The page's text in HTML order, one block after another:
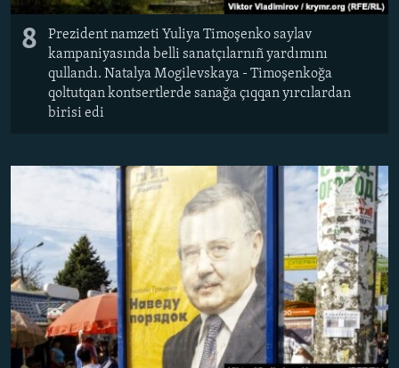
8
Prezident namzeti Yuliya Timoşenko saylav
kampaniyasında belli sanatçılarnıñ yardımını
qullandı. Natalya Mogilevskaya - Timoşenkoğa
qoltutqan kontsertlerde sanağa çıqqan yırcılardan
birisi edi